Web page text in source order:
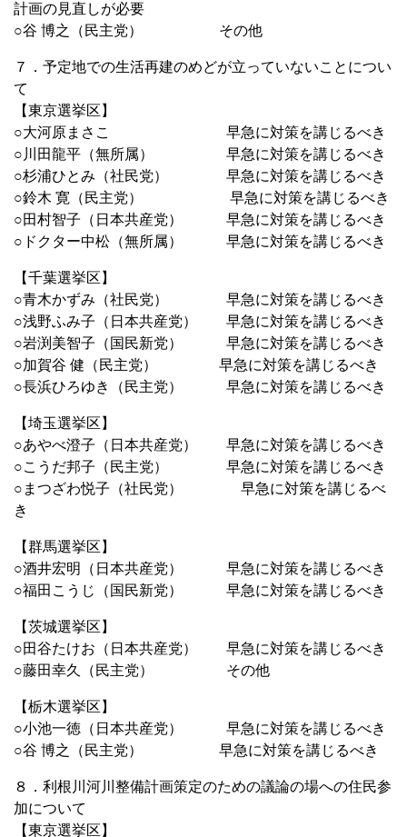
計画の見直しが必要
○谷 博之（民主党） その他
７．予定地での生活再建のめどが立っていないことについ
て
【東京選挙区】
○大河原まさこ 早急に対策を講じるべき
○川田龍平（無所属） 早急に対策を講じるべき
○杉浦ひとみ（社民党） 早急に対策を講じるべき
○鈴木 寛（民主党） 早急に対策を講じるべき
○田村智子（日本共産党） 早急に対策を講じるべき
○ドクター中松（無所属） 早急に対策を講じるべき
【千葉選挙区】
○青木かずみ（社民党） 早急に対策を講じるべき
○浅野ふみ子（日本共産党） 早急に対策を講じるべき
○岩渕美智子（国民新党） 早急に対策を講じるべき
○加賀谷 健（民主党） 早急に対策を講じるべき
○長浜ひろゆき（民主党） 早急に対策を講じるべき
【埼玉選挙区】
○あやべ澄子（日本共産党） 早急に対策を講じるべき
○こうだ邦子（民主党） 早急に対策を講じるべき
○まつざわ悦子（社民党） 早急に対策を講じるべ
き
【群馬選挙区】
○酒井宏明（日本共産党） 早急に対策を講じるべき
○福田こうじ（国民新党） 早急に対策を講じるべき
【茨城選挙区】
○田谷たけお（日本共産党） 早急に対策を講じるべき
○藤田幸久（民主党） その他
【栃木選挙区】
○小池一徳（日本共産党） 早急に対策を講じるべき
○谷 博之（民主党） 早急に対策を講じるべき
８．利根川河川整備計画策定のための議論の場への住民参
加について
【東京選挙区】